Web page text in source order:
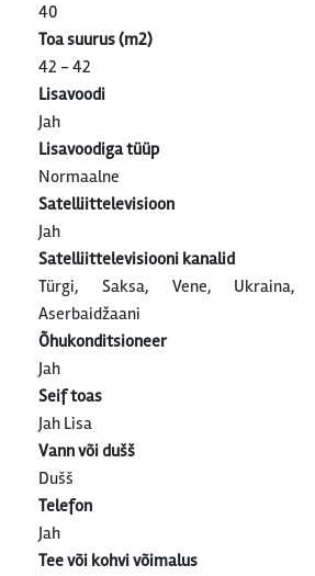
40
Toa suurus (m2)
42 - 42
Lisavoodi
Jah
Lisavoodiga tüüp
Normaalne
Satelliittelevisioon
Jah
Satelliittelevisiooni kanalid
Türgi, Saksa, Vene, Ukraina,
Aserbaidžaani
Õhukonditsioneer
Jah
Seif toas
Jah Lisa
Vann või dušš
Dušš
Telefon
Jah
Tee või kohvi võimalus